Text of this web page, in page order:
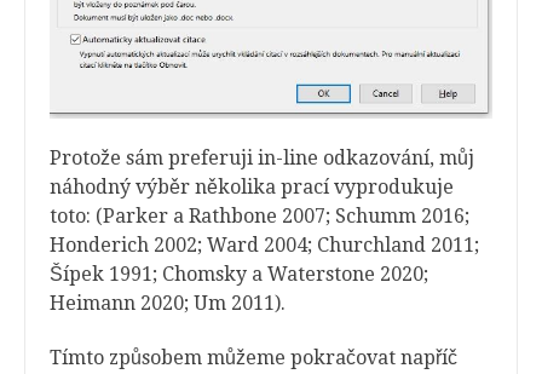
Protože sám preferuji in-line odkazování, můj
náhodný výběr několika prací vyprodukuje
toto: (Parker a Rathbone 2007; Schumm 2016;
Honderich 2002; Ward 2004; Churchland 2011;
Šípek 1991; Chomsky a Waterstone 2020;
Heimann 2020; Um 2011).
Tímto způsobem můžeme pokračovat napříč